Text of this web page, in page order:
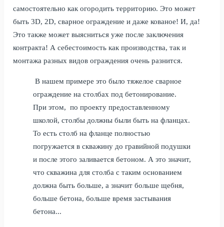
самостоятельно как огородить территорию. Это может
быть 3D, 2D, сварное ограждение и даже кованое! И, да!
Это также может выясниться уже после заключения
контракта! А себестоимость как производства, так и
монтажа разных видов ограждения очень разнится.
В нашем примере это было тяжелое сварное
ограждение на столбах под бетонирование.
При этом, по проекту предоставленному
школой, столбы должны были быть на фланцах.
То есть столб на фланце полностью
погружается в скважину до гравийной подушки
и после этого заливается бетоном. А это значит,
что скважина для столба с таким основанием
должна быть больше, а значит больше щебня,
больше бетона, больше время застывания
бетона...